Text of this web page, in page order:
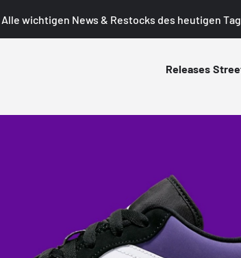
Alle wichtigen News & Restocks des heutigen
Releases